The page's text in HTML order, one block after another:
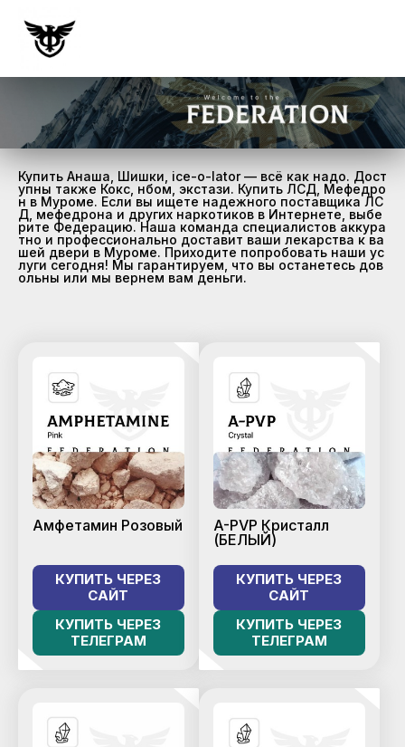
Купить Анаша, Шишки, ice-o-lator — всё как надо. Дост
упны также Кокс, нбом, экстази. Купить ЛСД, Мефедро
н в Муроме. Если вы ищете надежного поставщика ЛС
Д, мефедрона и других наркотиков в Интернете, выбе
рите Федерацию. Наша команда специалистов аккура
тно и профессионально доставит ваши лекарства к ва
шей двери в Муроме. Приходите попробовать наши ус
луги сегодня! Мы гарантируем, что вы останетесь дов
ольны или мы вернем вам деньги.
Амфетамин Розовый
КУПИТЬ ЧЕРЕЗ
САЙТ
КУПИТЬ ЧЕРЕЗ
ТЕЛЕГРАМ
A-PVP Кристалл
(БЕЛЫЙ)
КУПИТЬ ЧЕРЕЗ
САЙТ
КУПИТЬ ЧЕРЕЗ
ТЕЛЕГРАМ